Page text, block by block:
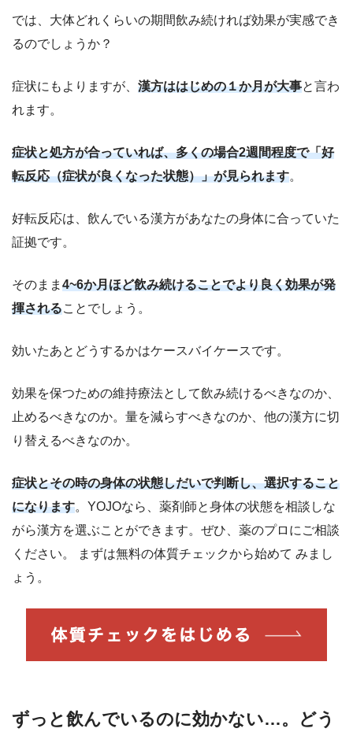
では、大体どれくらいの期間飲み続ければ効果が実感でき
るのでしょうか？
症状にもよりますが、 漢方ははじめの１か月が大事と言わ
れます。
症状と処方が合っていれば、多くの場合2週間程度で「好
転反応（症状が良くなった状態）」が見られます。
好転反応は、飲んでいる漢方があなたの身体に合っていた
証拠です。
そのまま 4~6か月ほど飲み続けることでより良く効果が発
揮されることでしょう。
効いたあとどうするかはケースバイケースです。
効果を保つための維持療法として飲み続けるべきなのか、
止めるべきなのか。量を減らすべきなのか、他の漢方に切
り替えるべきなのか。
症状とその時の身体の状態しだいで判断し、選択すること
になります。YOJOなら、薬剤師と身体の状態を相談しな
がら漢方を選ぶことができます。ぜひ、薬のプロにご相談
ください。 まずは無料の体質チェックから始めて みまし
ょう。
ずっと飲んでいるのに効かない…。どう